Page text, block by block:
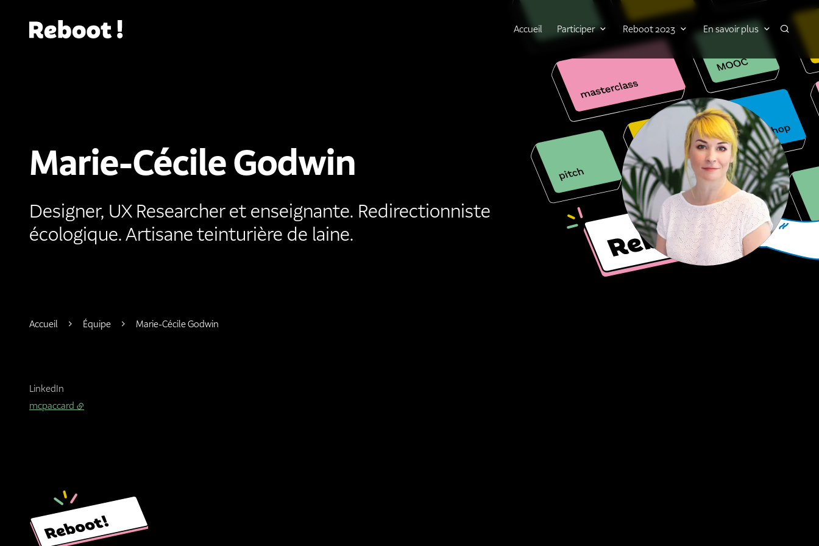
Accueil Participer Reboot 2023 En savoir plus
Marie-Cécile Godwin
Designer, UX Researcher et enseignante. Redirectionniste
écologique. Artisane teinturière de laine.
Agrandir
Accueil Équipe Marie-Cécile Godwin
LinkedIn
mcpaccard